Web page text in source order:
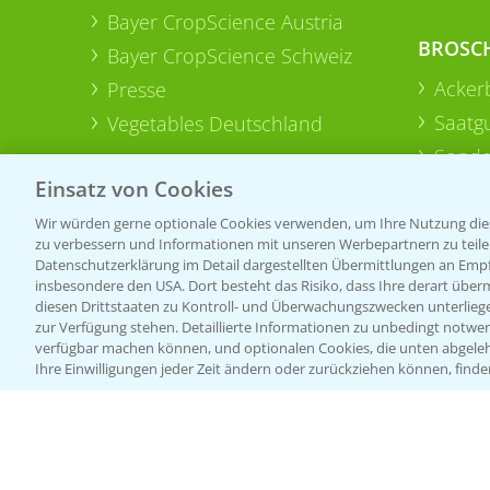
Bayer CropScience Austria
Bayer CropScience Schweiz
Presse
Vegetables Deutschland
Einsatz von Cookies
Wir würden gerne optionale Cookies verwenden, um Ihre Nutzung
zu verbessern und Informationen mit unseren Werbepartnern zu
Datenschutzerklärung im Detail dargestellten Übermittlungen an
insbesondere den USA. Dort besteht das Risiko, dass Ihre derart
diesen Drittstaaten zu Kontroll- und Überwachungszwecken
zur Verfügung stehen. Detaillierte Informationen zu unbedingt
verfügbar machen können, und optionalen Cookies, die unten
Ihre Einwilligungen jeder Zeit ändern oder zurückziehen können,